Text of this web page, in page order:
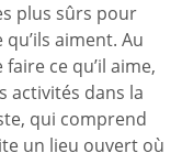
plus sûrs pour
aiment. Au
ce qu’il aime,
activités dans la
qui comprend
un lieu ouvert où